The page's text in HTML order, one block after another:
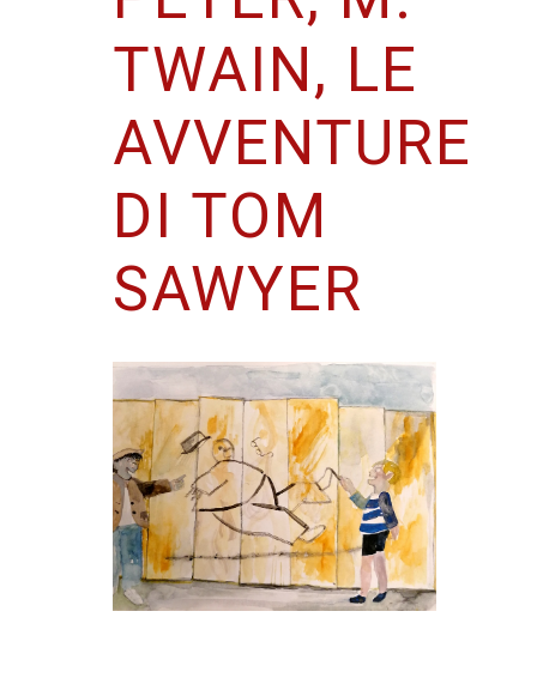
TWAIN, LE
AVVENTURE
DI TOM
SAWYER